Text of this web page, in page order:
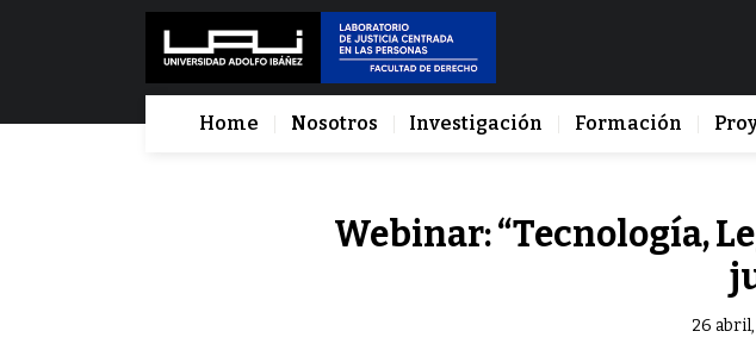
Home Nosotros Investigación Formación
Webinar: “Tecnología,
26